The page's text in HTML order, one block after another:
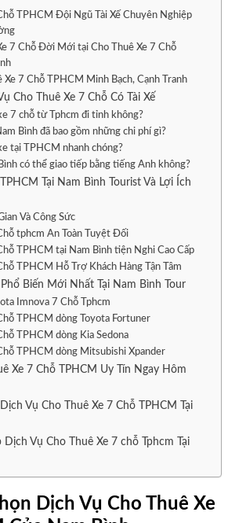
Ô Tô Quận Thanh Khê
Ô Tô Quận Ngũ Hành Sơn
Ô Tô Quận Liên Chiểu
Ô Tô Hòa Vang
Ô Tô Hoàng Sa
Máy Quận Sơn Trà
Máy Quận Hải Châu
Máy Quận Cẩm Lệ
Máy Quận Thanh Khê
Máy Quận Liên Chiểu
Máy Quận Ngũ Hành Sơn
Xe Máy Huyện Hòa Vang
Máy Hoàng Sa
XE Ô TÔ TPHCM
XE Ô TÔ HÀ NỘI
TPHCM Đội Ngũ Tài Xế Chuyên Nghiệp
7 Chỗ Đời Mới tại Cho Thuê Xe 7 Chỗ
Xe 7 Chỗ TPHCM Minh Bạch, Cạnh Tranh
Cho Thuê Xe 7 Chỗ Có Tài Xế
7 chỗ từ Tphcm đi tỉnh không?
Bình đã bao gồm những chi phí gì?
tại TPHCM nhanh chóng?
Bình có thể giao tiếp bằng tiếng Anh không?
Tại Nam Bình Tourist Và Lợi Ích
Và Công Sức
tphcm An Toàn Tuyệt Đối
TPHCM tại Nam Bình tiện Nghi Cao Cấp
TPHCM Hỗ Trợ Khách Hàng Tận Tâm
Biến Mới Nhất Tại Nam Bình Tour
Imnova 7 Chỗ Tphcm
TPHCM dòng Toyota Fortuner
TPHCM dòng Kia Sedona
TPHCM dòng Mitsubishi Xpander
Xe 7 Chỗ TPHCM Uy Tín Ngay Hôm
Vụ Cho Thuê Xe 7 Chỗ TPHCM Tại
Dịch Vụ Cho Thuê Xe 7 chỗ Tphcm Tại
Dịch Vụ Cho Thuê Xe